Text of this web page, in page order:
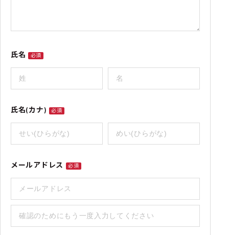
氏名 必須
氏名(カナ) 必須
メールアドレス 必須